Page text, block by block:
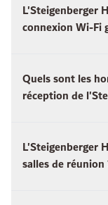
L'Steigenberger
connexion Wi-Fi
Quels sont les
réception de
L'Steigenberger
salles de réunion